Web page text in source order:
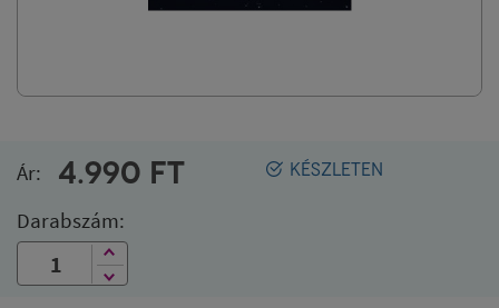
KÉSZLETEN
Ár: 4.990 FT
Darabszám: